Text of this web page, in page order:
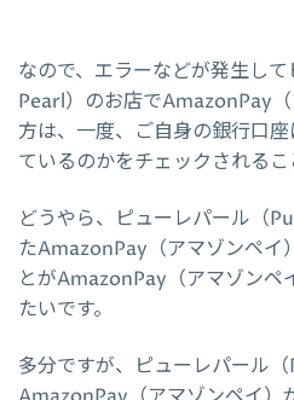
なので、エラーなどが発生し
Pearl）のお店でAmazonPay
方は、一度、ご自身の銀行口
ているのかをチェックされるこ
どうやら、ピューレパール（
たAmazonPay（アマゾンペイ
とがAmazonPay（アマゾンペ
たいです。
多分ですが、ピューレパール（